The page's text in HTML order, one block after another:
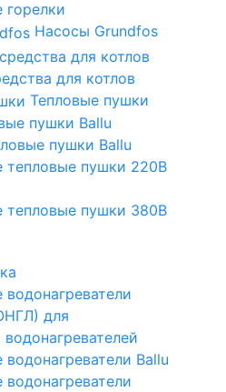
горелки
Насосы Grundfos
для котлов
Тепловые пушки
пушки Ballu
пушки Ballu
тепловые пушки 220В
тепловые пушки 380В
водонагреватели
для
Ballu
водонагреватели